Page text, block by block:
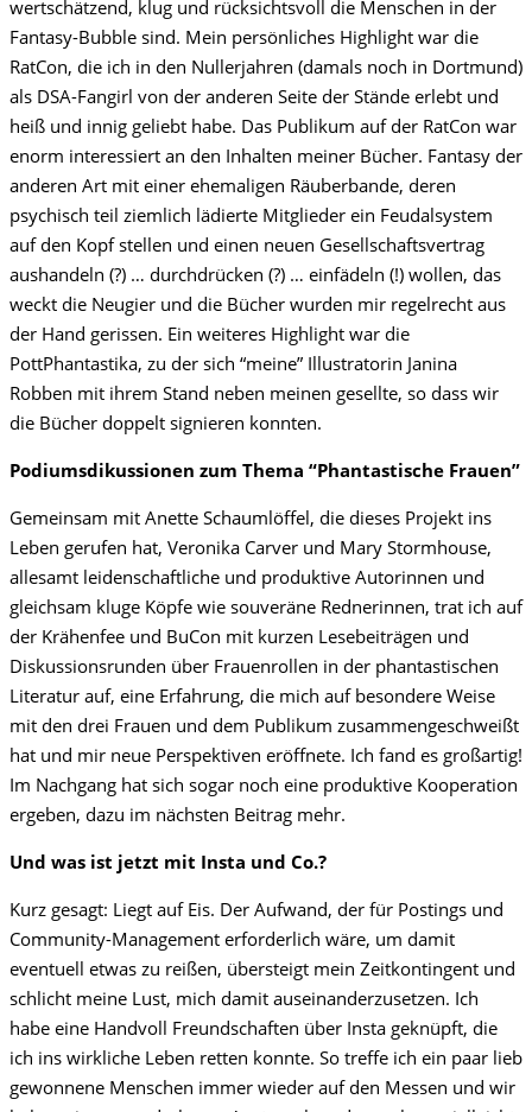
wertschätzend, klug und rücksichtsvoll die Menschen in der
Fantasy-Bubble sind. Mein persönliches Highlight war die
RatCon, die ich in den Nullerjahren (damals noch in Dortmund)
als DSA-Fangirl von der anderen Seite der Stände erlebt und
heiß und innig geliebt habe. Das Publikum auf der RatCon war
enorm interessiert an den Inhalten meiner Bücher. Fantasy der
anderen Art mit einer ehemaligen Räuberbande, deren
psychisch teil ziemlich lädierte Mitglieder ein Feudalsystem
auf den Kopf stellen und einen neuen Gesellschaftsvertrag
aushandeln (?) … durchdrücken (?) … einfädeln (!) wollen, das
weckt die Neugier und die Bücher wurden mir regelrecht aus
der Hand gerissen. Ein weiteres Highlight war die
PottPhantastika, zu der sich “meine” Illustratorin Janina
Robben mit ihrem Stand neben meinen gesellte, so dass wir
die Bücher doppelt signieren konnten.
Podiumsdikussionen zum Thema “Phantastische Frauen”
Gemeinsam mit Anette Schaumlöffel, die dieses Projekt ins
Leben gerufen hat, Veronika Carver und Mary Stormhouse,
allesamt leidenschaftliche und produktive Autorinnen und
gleichsam kluge Köpfe wie souveräne Rednerinnen, trat ich auf
der Krähenfee und BuCon mit kurzen Lesebeiträgen und
Diskussionsrunden über Frauenrollen in der phantastischen
Literatur auf, eine Erfahrung, die mich auf besondere Weise
mit den drei Frauen und dem Publikum zusammengeschweißt
hat und mir neue Perspektiven eröffnete. Ich fand es großartig!
Im Nachgang hat sich sogar noch eine produktive Kooperation
ergeben, dazu im nächsten Beitrag mehr.
Und was ist jetzt mit Insta und Co.?
Kurz gesagt: Liegt auf Eis. Der Aufwand, der für Postings und
Community-Management erforderlich wäre, um damit
eventuell etwas zu reißen, übersteigt mein Zeitkontingent und
schlicht meine Lust, mich damit auseinanderzusetzen. Ich
habe eine Handvoll Freundschaften über Insta geknüpft, die
ich ins wirkliche Leben retten konnte. So treffe ich ein paar lieb
gewonnene Menschen immer wieder auf den Messen und wir